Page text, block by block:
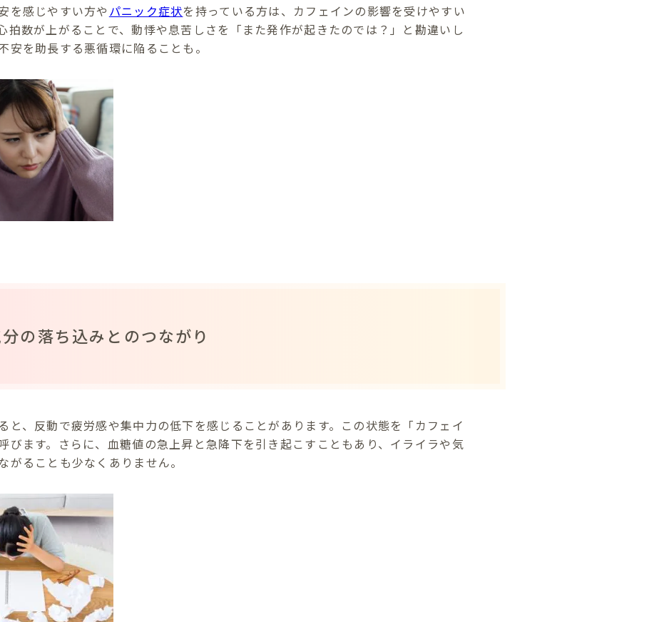
を感じやすい方や パニック症状を持っている方は、カフェインの影響を受けやすい
拍数が上がることで、動悸や息苦しさを「また発作が起きたのでは？」と勘違いし
安を助長する悪循環に陥ることも。
の落ち込みとのつながり
と、反動で疲労感や集中力の低下を感じることがあります。この状態を「カフェイ
びます。さらに、血糖値の急上昇と急降下を引き起こすこともあり、イライラや気
がることも少なくありません。